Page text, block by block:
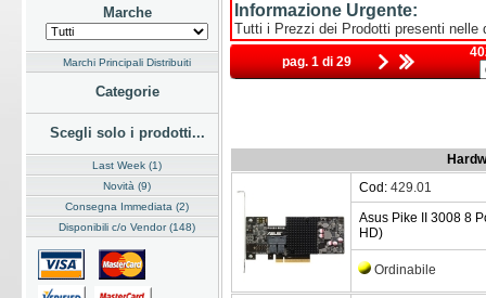
Marche
Marchi Principali Distribuiti
Categorie
Scegli solo i prodotti...
Last Week (1)
Novità (9)
Consegna Immediata (2)
Disponibili c/o Vendor (148)
Informazione Urgente:
Tutti i Prezzi dei Prodotti presenti
pag. 1 di 29
Cod: 429.01
Asus Pike II 3008 8
HD)
Ordinabile